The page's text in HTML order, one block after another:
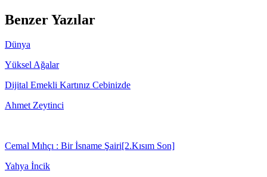
Benzer Yazılar
Dünya
Yüksel Ağalar
Dijital Emekli Kartınız Cebinizde
Ahmet Zeytinci
Cemal Mıhçı : Bir İsname Şairi[2.Kısım Son]
Yahya İncik